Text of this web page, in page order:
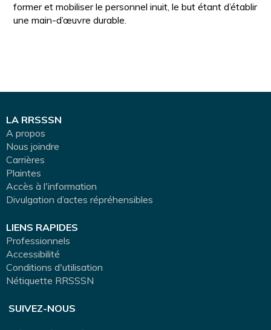
former et mobiliser le personnel inuit, le but étant d’établir
une main-d’œuvre durable.
LA RRSSSN
A propos
Nous joindre
Carrières
Plaintes
Accès à l'information
Divulgation d’actes répréhensibles
LIENS RAPIDES
Professionnels
Accessibilité
Conditions d'utilisation
Nétiquette RRSSSN
SUIVEZ-NOUS